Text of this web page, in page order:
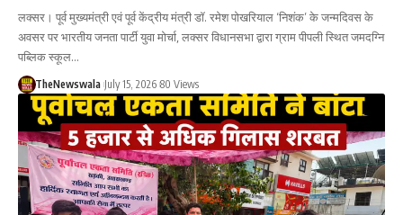
लक्सर। पूर्व मुख्यमंत्री एवं पूर्व केंद्रीय मंत्री डॉ. रमेश पोखरियाल ‘निशंक’ के जन्मदिवस के
अवसर पर भारतीय जनता पार्टी युवा मोर्चा, लक्सर विधानसभा द्वारा ग्राम पीपली स्थित जमदग्नि
पब्लिक स्कूल…
TheNewswala July 15, 2026 80 Views